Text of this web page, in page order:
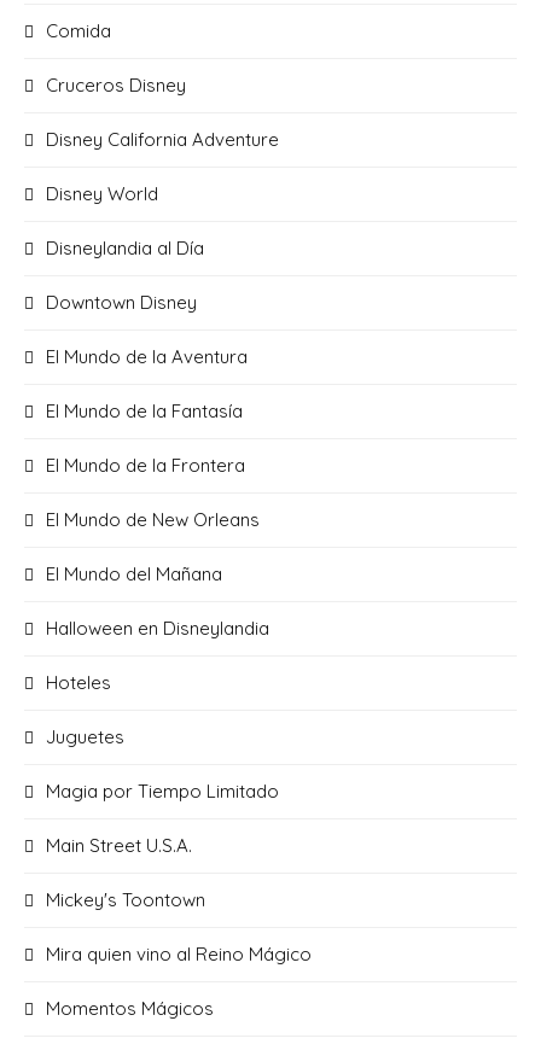
Comida
Cruceros Disney
Disney California Adventure
Disney World
Disneylandia al Día
Downtown Disney
El Mundo de la Aventura
El Mundo de la Fantasía
El Mundo de la Frontera
El Mundo de New Orleans
El Mundo del Mañana
Halloween en Disneylandia
Hoteles
Juguetes
Magia por Tiempo Limitado
Main Street U.S.A.
Mickey's Toontown
Mira quien vino al Reino Mágico
Momentos Mágicos